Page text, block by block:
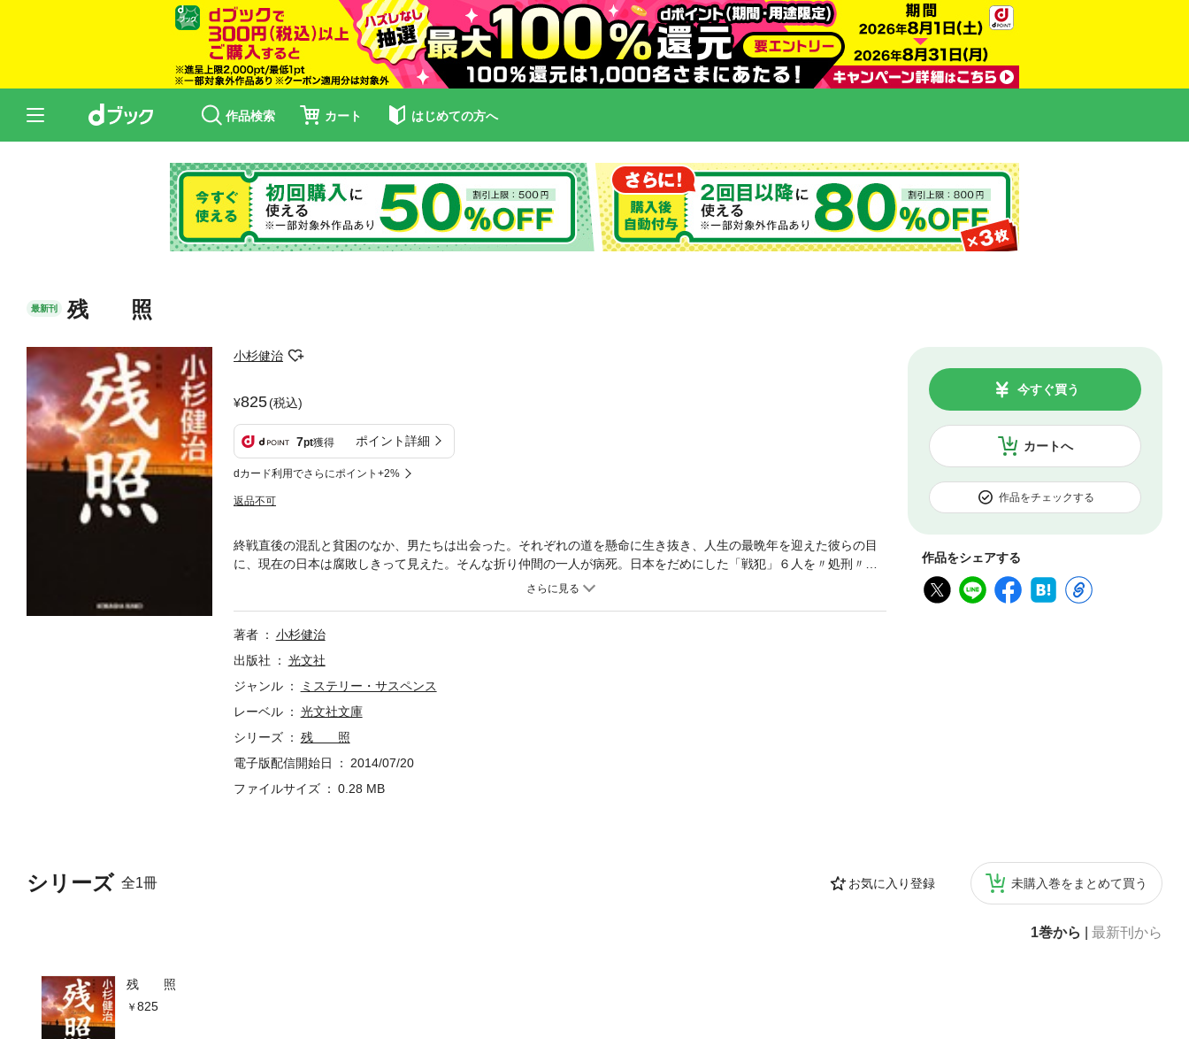
作品検索 カート はじめての方へ
最新刊 残 照
小杉健治
825(税込)
7pt獲得 ポイント詳細
dカード利用でさらにポイント+2%
返品不可
カートへ
今すぐ買う
作品をチェックする
作品をシェアする
シリーズ 全1冊 お気に入り登録 未購入巻をまとめて買う
1巻から 最新刊から
残 照
825
終戦直後の混乱と貧困のなか、男たちは出会った。それぞれの道を懸命に生き抜き、人生の最晩年を迎えた彼らの目
に、現在の日本は腐敗しきって見えた。そんな折り仲間の一人が病死。日本をだめにした「戦犯」６人を〃処刑〃す
るという彼の遺志を継ぎ、老人たちは最後の闘いを開始するが……。様々な社会問題を俎上（そじょう）に載せつ
著者
小杉健治
出版社
光文社
ジャンル
ミステリー・サスペンス
レーベル
光文社文庫
シリーズ
残 照
電子版配信開始日
2014/07/20
ファイルサイズ
0.28 MB